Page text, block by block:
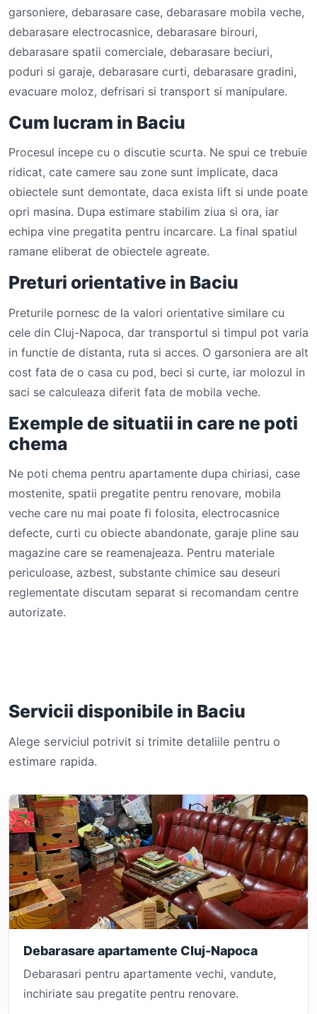
garsoniere, debarasare case, debarasare mobila veche,
debarasare electrocasnice, debarasare birouri,
debarasare spatii comerciale, debarasare beciuri,
poduri si garaje, debarasare curti, debarasare gradini,
evacuare moloz, defrisari si transport si manipulare.
Cum lucram in Baciu
Procesul incepe cu o discutie scurta. Ne spui ce trebuie
ridicat, cate camere sau zone sunt implicate, daca
obiectele sunt demontate, daca exista lift si unde poate
opri masina. Dupa estimare stabilim ziua si ora, iar
echipa vine pregatita pentru incarcare. La final spatiul
ramane eliberat de obiectele agreate.
Preturi orientative in Baciu
Preturile pornesc de la valori orientative similare cu
cele din Cluj-Napoca, dar transportul si timpul pot varia
in functie de distanta, ruta si acces. O garsoniera are alt
cost fata de o casa cu pod, beci si curte, iar molozul in
saci se calculeaza diferit fata de mobila veche.
Exemple de situatii in care ne poti
chema
Ne poti chema pentru apartamente dupa chiriasi, case
mostenite, spatii pregatite pentru renovare, mobila
veche care nu mai poate fi folosita, electrocasnice
defecte, curti cu obiecte abandonate, garaje pline sau
magazine care se reamenajeaza. Pentru materiale
periculoase, azbest, substante chimice sau deseuri
reglementate discutam separat si recomandam centre
autorizate.
Servicii disponibile in Baciu
Alege serviciul potrivit si trimite detaliile pentru o
estimare rapida.
Debarasare apartamente Cluj-Napoca
Debarasari pentru apartamente vechi, vandute,
inchiriate sau pregatite pentru renovare.